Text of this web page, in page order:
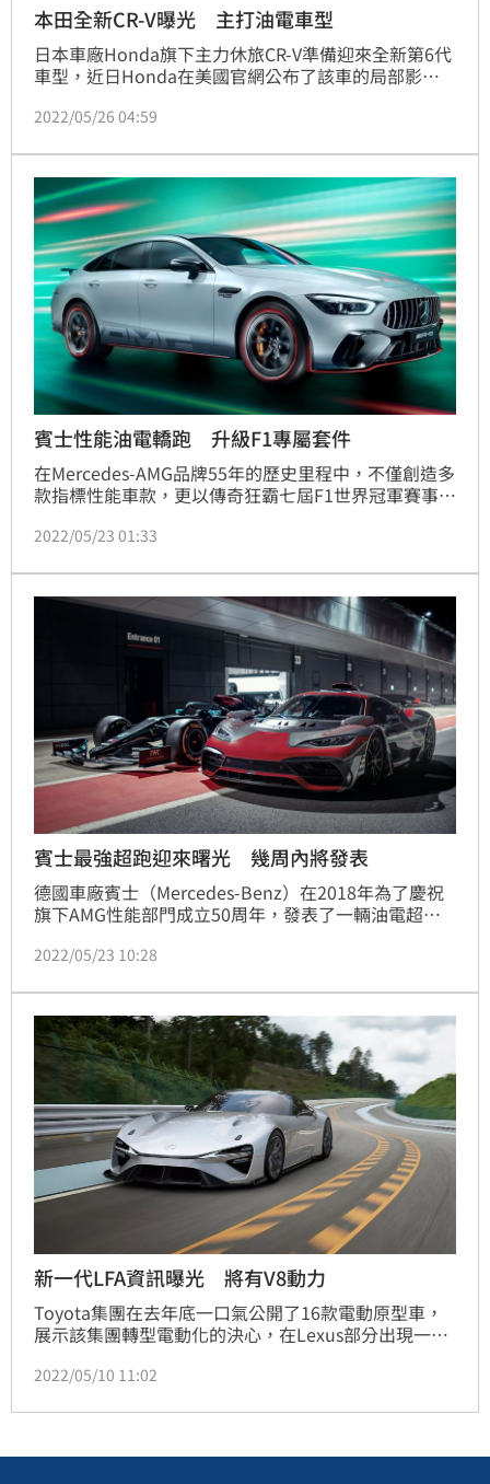
本田全新CR-V曝光 主打油電車型
日本車廠Honda旗下主力休旅CR-V準備迎來全新第6代
車型，近日Honda在美國官網公布了該車的局部影
油電動力之外，也確定會推出7人座車型。顏敏翔報導
2022/05/26 04:59
賓士性能油電轎跑 升級F1專屬套件
在Mercedes-AMG品牌55年的歷史里程中，不僅創造多
款指標性能車款，更以傳奇狂霸七屆F1世界冠軍賽事成
動浪潮下，Mercedes-AMG 以性能先鋒之姿，推出E
E PERFORMANCE技術轉移自Formula 1™，結合AMG
總部Affalterbach追求性能的極致工
2022/05/23 01:33
賓士最強超跑迎來曙光 幾周內將發表
德國車廠賓士（Mercedes-Benz）在2018年為了慶祝
旗下AMG性能部門成立50周年，發表了一輛油電超跑
成為賓士有史以來最強的性能超跑，只是受到環保法規
消息，賓士執行長Ola Källenius受訪時暗示AMG One
很快就會發表。顏敏翔報導
2022/05/23 10:28
新一代LFA資訊曝光 將有V8動力
Toyota集團在去年底一口氣公開了16款電動原型車，
展示該集團轉型電動化的決心，在Lexus部分出現一輛
媒表示這輛Electrified Sport將是LFA超跑的後繼車
導
2022/05/10 11:02